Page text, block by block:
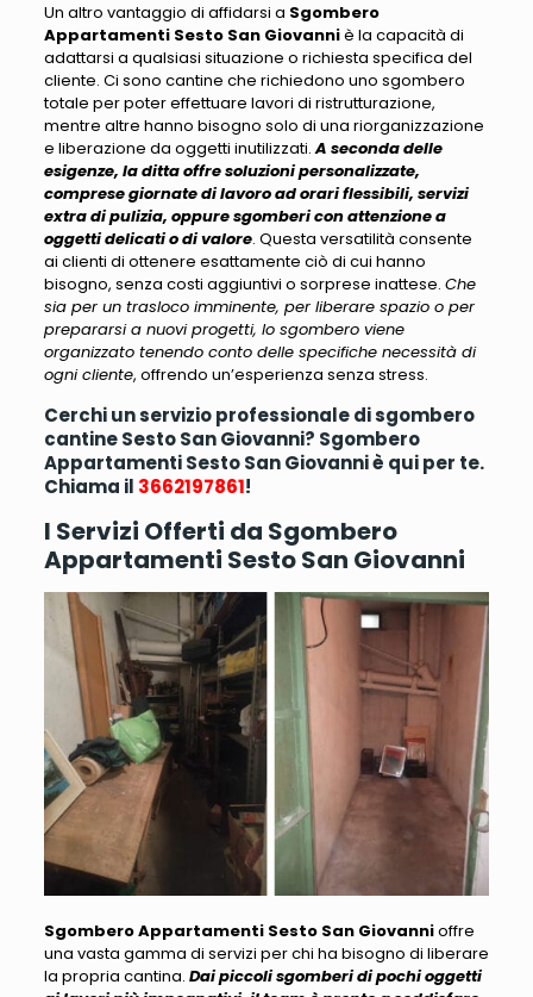
Un altro vantaggio di affidarsi a Sgombero
Appartamenti Sesto San Giovanniè la capacità di
adattarsi a qualsiasi situazione o richiesta specifica del
cliente. Ci sono cantine che richiedono uno sgombero
totale per poter effettuare lavori di ristrutturazione,
mentre altre hanno bisogno solo di una riorganizzazione
e liberazione da oggetti inutilizzati.A seconda delle
esigenze, la ditta offre soluzioni personalizzate,
comprese giornate di lavoro ad orari flessibili, servizi
extra di pulizia, oppure sgomberi con attenzione a
oggetti delicati o di valore. Questa versatilità consente
ai clienti di ottenere esattamente ciò di cui hanno
bisogno, senza costi aggiuntivi o sorprese inattese. Che
sia per un trasloco imminente, per liberare spazio o per
prepararsi a nuovi progetti, lo sgombero viene
organizzato tenendo conto delle specifiche necessità di
ogni cliente, offrendo un’esperienza senza stress.
Cerchi un servizio professionale di sgombero
cantine Sesto San Giovanni? Sgombero
Appartamenti Sesto San Giovanni è qui per te.
Chiama il 3662197861!
I Servizi Offerti da Sgombero
Appartamenti Sesto San Giovanni
Sgombero Appartamenti Sesto San Giovannioffre
una vasta gamma di servizi per chi ha bisogno di liberare
la propria cantina. Dai piccoli sgomberi di pochi oggetti